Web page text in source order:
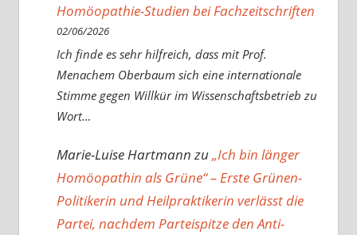
Homöopathie-Studien bei Fachzeitschriften
02/06/2026
Ich finde es sehr hilfreich, dass mit Prof.
Menachem Oberbaum sich eine internationale
Stimme gegen Willkür im Wissenschaftsbetrieb zu
Wort…
Marie-Luise Hartmannzu„Ich bin länger
Homöopathin als Grüne“ – Erste Grünen-
Politikerin und Heilpraktikerin verlässt die
Partei, nachdem Parteispitze den Anti-